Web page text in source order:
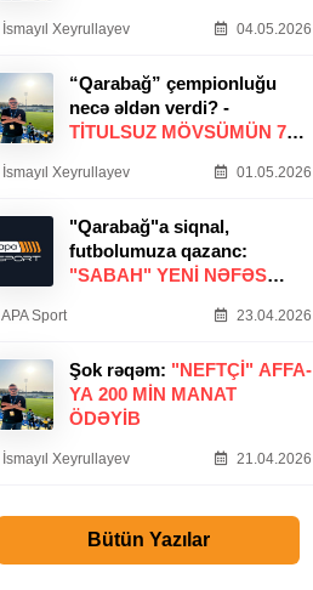
İsmayıl Xeyrullayev 04.05.2026
“Qarabağ” çempionluğu
necə əldən verdi? -
TITULSUZ MÖVSÜMÜN 7
İsmayıl Xeyrullayev 01.05.2026
"Qarabağ"a siqnal,
futbolumuza qazanc:
"SABAH" YENI NƏFƏS
APA Sport 23.04.2026
Şok rəqəm: "NEFTÇI" AFFA-
YA 200 MIN MANAT
ÖDƏYIB
İsmayıl Xeyrullayev 21.04.2026
Bütün Yazılar